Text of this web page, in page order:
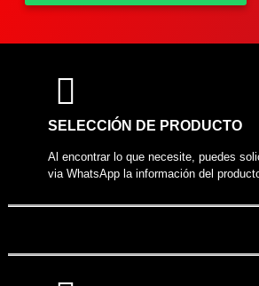
COMPARTIR PRODUCTO
SELECCIÓN DE PRODUCTO
Al encontrar lo que necesite, puedes
via WhatsApp la información del